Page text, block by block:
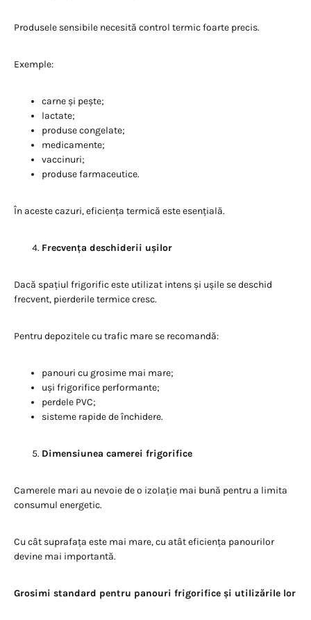
Produsele sensibile necesită control termic foarte precis.
Exemple:
carne și pește;
lactate;
produse congelate;
medicamente;
vaccinuri;
produse farmaceutice.
În aceste cazuri, eficiența termică este esențială.
Frecvența deschiderii ușilor
Dacă spațiul frigorific este utilizat intens și ușile se deschid
frecvent, pierderile termice cresc.
Pentru depozitele cu trafic mare se recomandă:
panouri cu grosime mai mare;
uși frigorifice performante;
perdele PVC;
sisteme rapide de închidere.
Dimensiunea camerei frigorifice
Camerele mari au nevoie de o izolație mai bună pentru a limita
consumul energetic.
Cu cât suprafața este mai mare, cu atât eficiența panourilor
devine mai importantă.
Grosimi standard pentru panouri frigorifice și utilizările lor